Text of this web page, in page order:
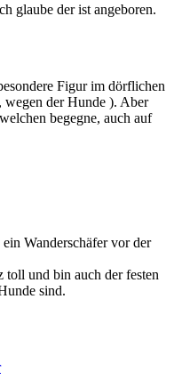
glaube der ist angeboren.
Figur im dörflichen
wegen der Hunde ). Aber
begegne, auch auf
Wanderschäfer vor der
und bin auch der festen
sind.